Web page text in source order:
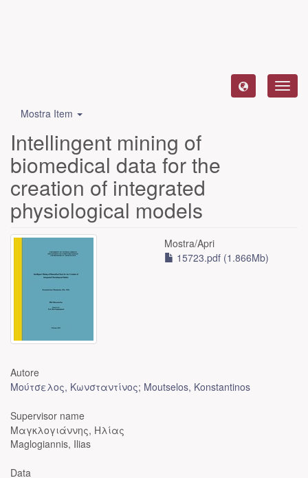
Mostra Item
Intellingent mining of
biomedical data for the
creation of integrated
physiological models
Mostra/Apri
15723.pdf (1.866Mb)
Autore
Μούτσελος, Κωνσταντίνος; Moutselos, Konstantinos
Supervisor name
Μαγκλογιάννης, Ηλίας
Maglogiannis, Ilias
Data